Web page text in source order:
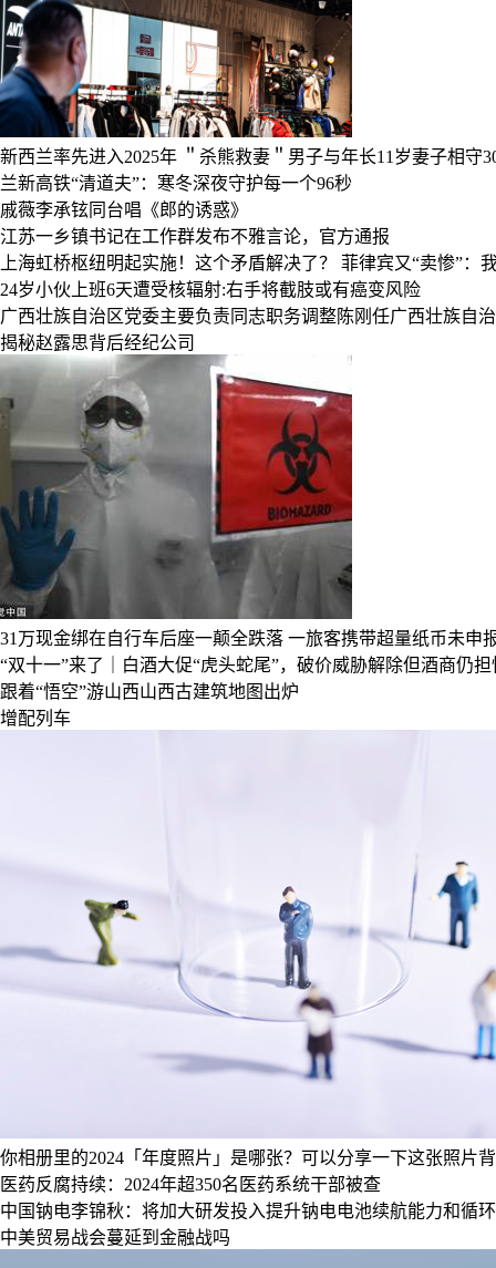
新西兰率先进入2025年 ＂杀熊救妻＂男子与年长11岁妻子相守
兰新高铁“清道夫”：寒冬深夜守护每一个96秒
戚薇李承铉同台唱《郎的诱惑》
江苏一乡镇书记在工作群发布不雅言论，官方通报
上海虹桥枢纽明起实施！这个矛盾解决了？
菲律宾又“卖惨”：
24岁小伙上班6天遭受核辐射:右手将截肢或有癌变风险
广西壮族自治区党委主要负责同志职务调整陈刚任广西壮族自
揭秘赵露思背后经纪公司
31万现金绑在自行车后座一颠全跌落 一旅客携带超量纸币未申
“双十一”来了｜白酒大促“虎头蛇尾”，破价威胁解除但酒商仍
跟着“悟空”游山西山西古建筑地图出炉
增配列车
你相册里的2024「年度照片」是哪张？可以分享一下这张照片
医药反腐持续：2024年超350名医药系统干部被查
中国钠电李锦秋：将加大研发投入提升钠电电池续航能力和循
中美贸易战会蔓延到金融战吗